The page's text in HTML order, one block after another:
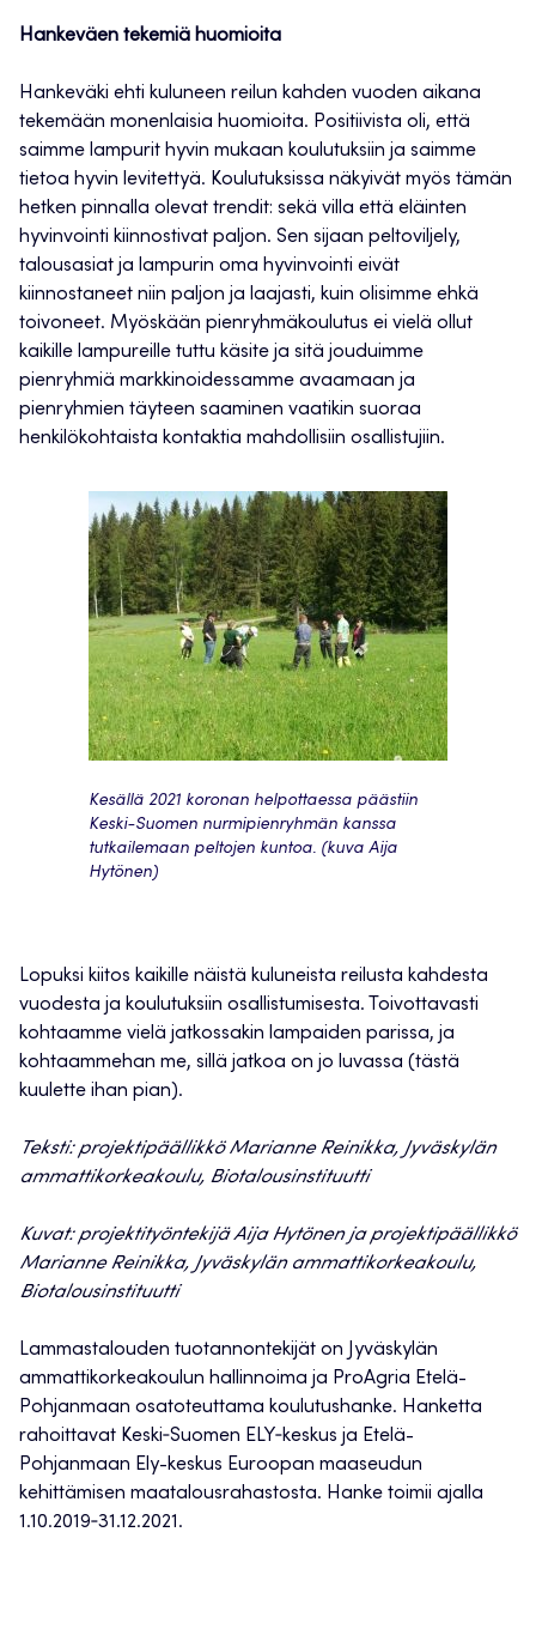
Hankeväen tekemiä huomioita
Hankeväki ehti kuluneen reilun kahden vuoden aikana
tekemään monenlaisia huomioita. Positiivista oli, että
saimme lampurit hyvin mukaan koulutuksiin ja saimme
tietoa hyvin levitettyä. Koulutuksissa näkyivät myös tämän
hetken pinnalla olevat trendit: sekä villa että eläinten
hyvinvointi kiinnostivat paljon. Sen sijaan peltoviljely,
talousasiat ja lampurin oma hyvinvointi eivät
kiinnostaneet niin paljon ja laajasti, kuin olisimme ehkä
toivoneet. Myöskään pienryhmäkoulutus ei vielä ollut
kaikille lampureille tuttu käsite ja sitä jouduimme
pienryhmiä markkinoidessamme avaamaan ja
pienryhmien täyteen saaminen vaatikin suoraa
henkilökohtaista kontaktia mahdollisiin osallistujiin.
Kesällä 2021 koronan helpottaessa päästiin
Keski-Suomen nurmipienryhmän kanssa
tutkailemaan peltojen kuntoa. (kuva Aija
Hytönen)
Lopuksi kiitos kaikille näistä kuluneista reilusta kahdesta
vuodesta ja koulutuksiin osallistumisesta. Toivottavasti
kohtaamme vielä jatkossakin lampaiden parissa, ja
kohtaammehan me, sillä jatkoa on jo luvassa (tästä
kuulette ihan pian).
Teksti: projektipäällikkö Marianne Reinikka, Jyväskylän
ammattikorkeakoulu, Biotalousinstituutti
Kuvat: projektityöntekijä Aija Hytönen ja projektipäällikkö
Marianne Reinikka, Jyväskylän ammattikorkeakoulu,
Biotalousinstituutti
Lammastalouden tuotannontekijät on Jyväskylän
ammattikorkeakoulun hallinnoima ja ProAgria Etelä-
Pohjanmaan osatoteuttama koulutushanke. Hanketta
rahoittavat Keski‐Suomen ELY‐keskus ja Etelä-
Pohjanmaan Ely-keskus Euroopan maaseudun
kehittämisen maatalousrahastosta. Hanke toimii ajalla
1.10.2019‐31.12.2021.